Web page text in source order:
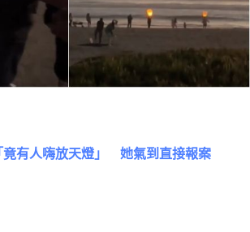
竟有人嗨放天燈」 她氣到直接報案